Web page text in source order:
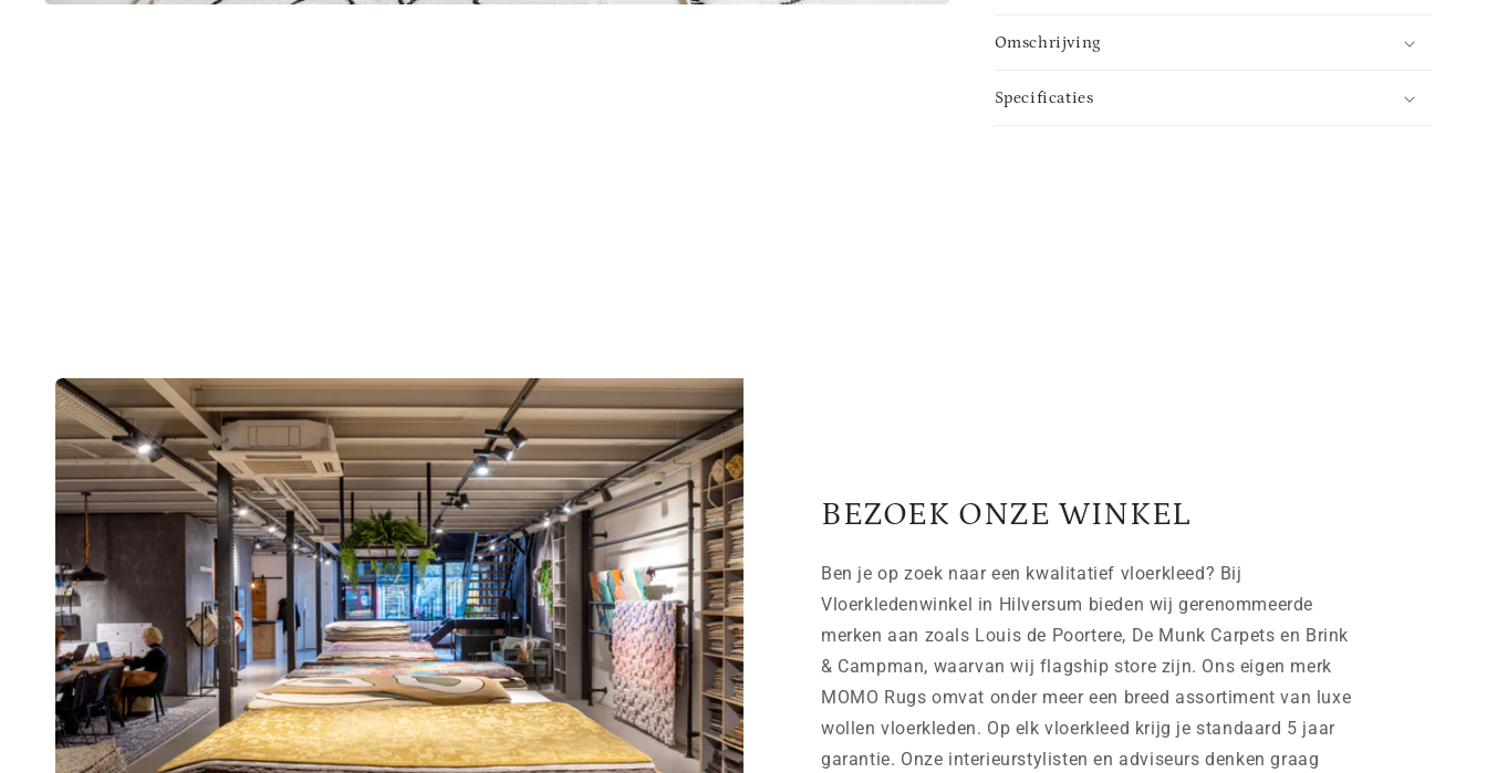
Omschrijving
Specificaties
BEZOEK ONZE WINKEL
Ben je op zoek naar een kwalitatief vloerkleed? Bij
Vloerkledenwinkel in Hilversum bieden wij gerenommeerde
merken aan zoals Louis de Poortere, De Munk Carpets en Brink
& Campman, waarvan wij flagship store zijn. Ons eigen merk
MOMO Rugs omvat onder meer een breed assortiment van luxe
wollen vloerkleden. Op elk vloerkleed krijg je standaard 5 jaar
garantie. Onze interieurstylisten en adviseurs denken graag